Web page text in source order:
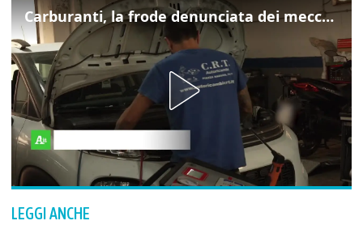
Carburanti, la frode denunciata dei meccanici: "Acqua in gasolio e benzina"
LEGGI ANCHE